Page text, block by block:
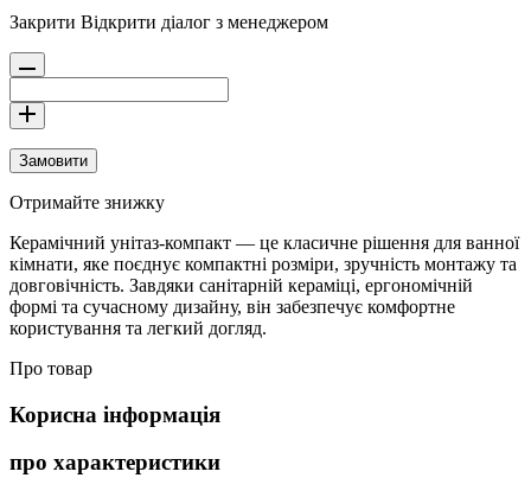
Закрити Відкрити діалог з менеджером
Замовити
Отримайте знижку
Керамічний унітаз-компакт — це класичне рішення для ванної
кімнати, яке поєднує компактні розміри, зручність монтажу та
довговічність. Завдяки санітарній кераміці, ергономічній
формі та сучасному дизайну, він забезпечує комфортне
користування та легкий догляд.
Про товар
Корисна інформація
про характеристики